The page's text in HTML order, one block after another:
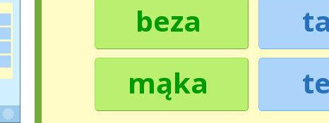
beza
mąka